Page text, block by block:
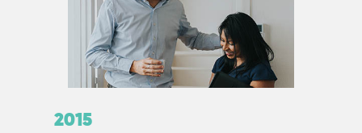
2015